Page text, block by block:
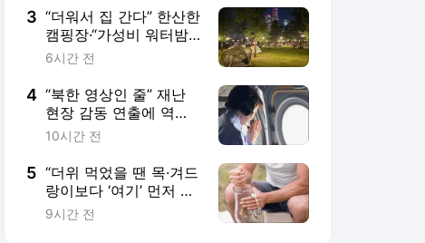
3 “더워서 집 간다” 한산한
캠핑장·“가성비 워터밤”
핫플된 수영장···폭염 속
서]
6시간 전
4 “북한 영상인 줄” 재난
현장 감동 연출에 역풍
맞은 총리…‘재난 이미지
자의 소소월드]
10시간 전
5 “더위 먹었을 땐 목·겨드
랑이보다 ‘여기’ 먼저 식
혀라”···열사병 연구자가
9시간 전